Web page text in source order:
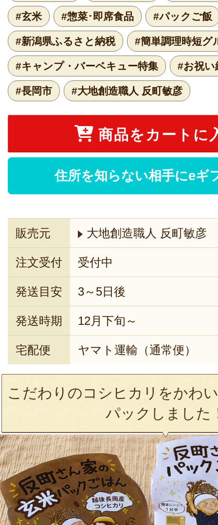
#玄米 #惣菜･即席食品 #パックご飯
#新潟県ふるさと納税 #簡単調理時短グ
#キャンプ・バーベキュー特集 #お祝い
#長岡市 #大地創造職人 反町敏彦
商品をカートに
住所を知らない相手にeギ
販売元 大地創造職人 反町敏彦
注文受付 受付中
発送目安 3～5日後
発送時期 12月下旬～
宅配便 ヤマト運輸（通常便）
こだわりのコシヒカリをかわ
パックしました